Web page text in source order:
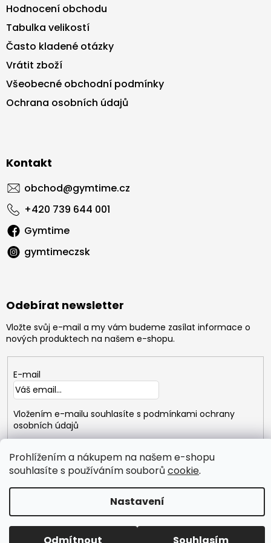
Prohlížením a nákupem na našem e-shopu
souhlasíte s používáním souborů cookie.
Nastavení
Hodnocení obchodu
Tabulka velikostí
Často kladené otázky
Vrátit zboží
Všeobecné obchodní podmínky
Ochrana osobních údajů
Kontakt
obchod@gymtime.cz
+420 739 644 001
Gymtime
gymtimeczsk
Odebírat newsletter
Vložte svůj e-mail a my vám budeme zasílat informace o
nových produktech na našem e-shopu.
E-mail
Vložením e-mailu souhlasíte s podmínkami ochrany
osobních údajů
PŘIHLÁSIT
SE
GYMTIME. Všechna práva vyhrazena.